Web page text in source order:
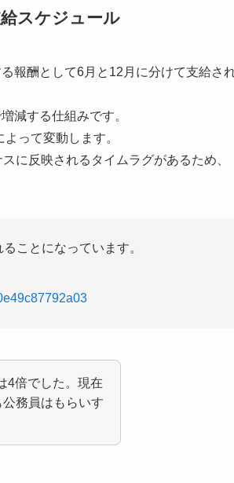
スケジュール
報酬として6月と12月に分けて支給さ
減する仕組みです。
って変動します。
に反映されるタイムラグがあるため、
ことになっています。
4倍でした。現在
務員はもらいす